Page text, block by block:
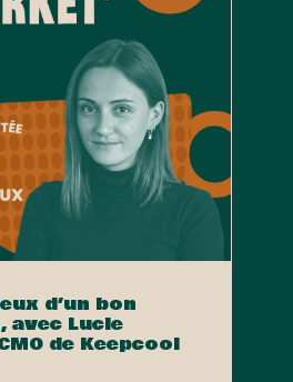
d’un bon
avec Lucie
de Keepcool